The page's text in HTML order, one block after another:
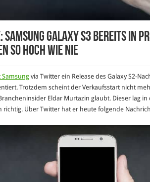
Galaxy S3 bereits in
so hoch wie nie
Samsungvia Twitter ein Release des Galaxy S2-
Trotzdem scheint der Verkaufsstart nicht
Eldar Murtazin glaubt. Dieser lag
richtig. Über Twitter hat er heute folgende